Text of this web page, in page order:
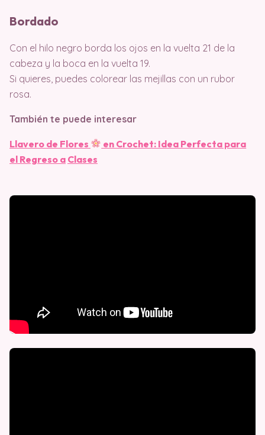
Bordado
Con el hilo negro borda los ojos en la vuelta 21 de la
cabeza y la boca en la vuelta 19.
Si quieres, puedes colorear las mejillas con un rubor
rosa.
También te puede interesar
Llavero de Flores
en Crochet: Idea Perfecta para
el Regreso a Clases